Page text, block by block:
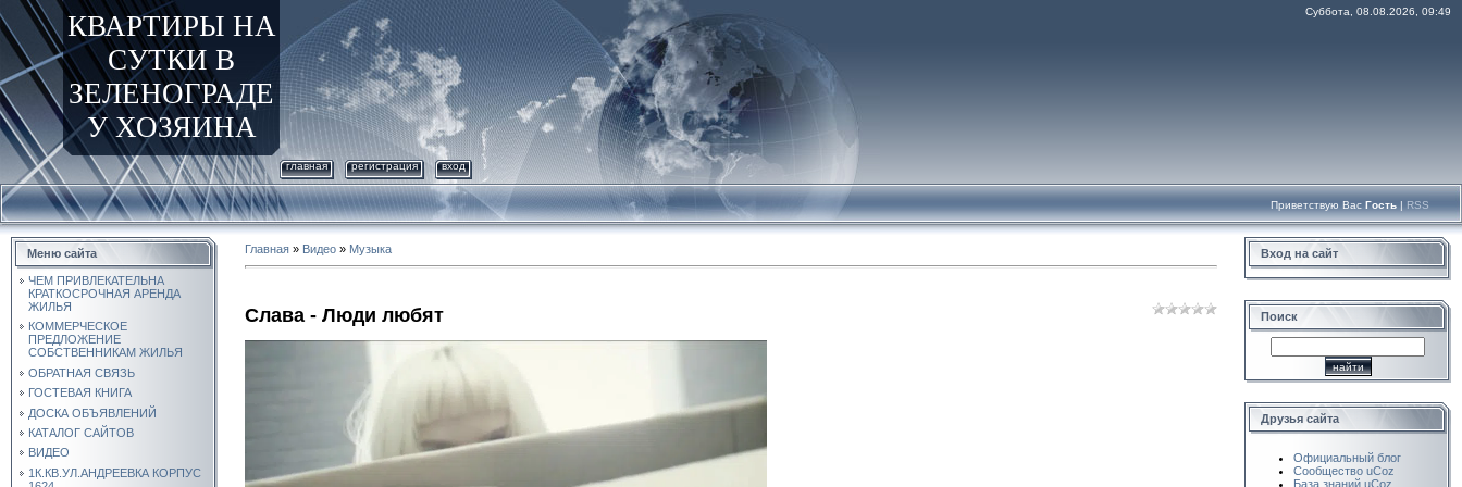
КВАРТИРЫ НА
СУТКИ В
ЗЕЛЕНОГРАДЕ
У ХОЗЯИНА
Суббота, 08.08.2026, 09:49
главная регистрация вход
Приветствую Вас Гость | RSS
Меню сайта
ЧЕМ ПРИВЛЕКАТЕЛЬНА
КРАТКОСРОЧНАЯ АРЕНДА
ЖИЛЬЯ
КОММЕРЧЕСКОЕ
ПРЕДЛОЖЕНИЕ
СОБСТВЕННИКАМ ЖИЛЬЯ
ОБРАТНАЯ СВЯЗЬ
ГОСТЕВАЯ КНИГА
ДОСКА ОБЪЯВЛЕНИЙ
КАТАЛОГ САЙТОВ
ВИДЕО
1К.КВ.УЛ.АНДРЕЕВКА КОРПУС
Главная » Видео » Музыка
Слава - Люди любят
Вход на сайт
Поиск
Друзья сайта
Официальный блог
Сообщество uCoz
База знаний uCoz